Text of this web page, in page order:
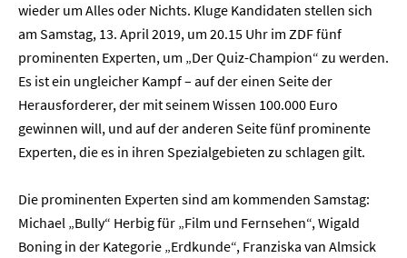
wieder um Alles oder Nichts. Kluge Kandidaten stellen sich
am Samstag, 13. April 2019, um 20.15 Uhr im ZDF fünf
prominenten Experten, um „Der Quiz-Champion“ zu werden.
Es ist ein ungleicher Kampf – auf der einen Seite der
Herausforderer, der mit seinem Wissen 100.000 Euro
gewinnen will, und auf der anderen Seite fünf prominente
Experten, die es in ihren Spezialgebieten zu schlagen gilt.
Die prominenten Experten sind am kommenden Samstag:
Michael „Bully“ Herbig für „Film und Fernsehen“, Wigald
Boning in der Kategorie „Erdkunde“, Franziska van Almsick